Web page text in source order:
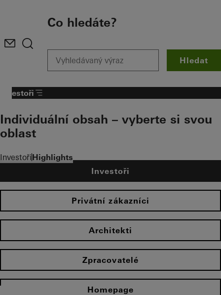
Co hledáte?
Hledat
InvestořiHighlights
Investoři
Individuální obsah – vyberte si svou
oblast
Investoři
Privátní zákazníci
Architekti
Zpracovatelé
Homepage